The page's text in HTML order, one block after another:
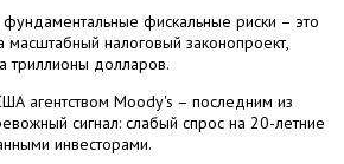
фундаментальные фискальные риски – это
налоговый законопроект,
триллионы долларов.
агентством Moody's – последним из
сигнал: слабый спрос на 20-летние
инвесторами.